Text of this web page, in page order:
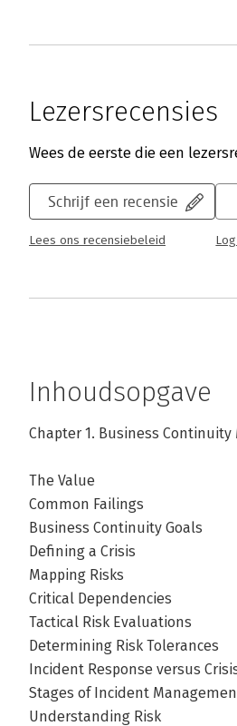
Lezersrecensies
Wees de eerste die een
Schrijf een recensie
Lees ons recensiebeleid
Inhoudsopgave
Chapter 1. Business
The Value
Common Failings
Business Continuity Goals
Defining a Crisis
Mapping Risks
Critical Dependencies
Tactical Risk Evaluations
Determining Risk Tolerances
Incident Response versus
Stages of Incident
Understanding Risk